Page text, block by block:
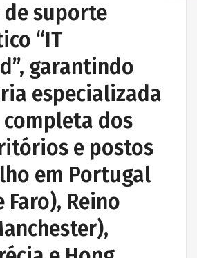
suporte
“IT
garantindo
especializada
completa dos
e postos
em Portugal
Faro), Reino